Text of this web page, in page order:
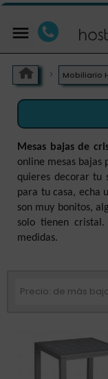

Mobiliario
Mesas bajas de
online mesas bajas
quieres decorar tu
para tu casa, echa
son muy bonitos,
solo tienen
medidas.
Precio: de más